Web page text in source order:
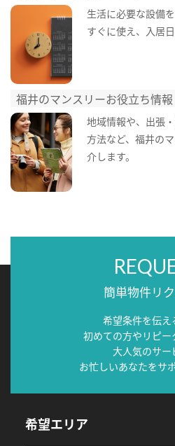
生活に必要な設備
すぐに使え、入居
福井のマンスリーお役立ち情報
地域情報や、出張
方法など、福井の
介します。
簡単物件リ
希望条件を伝え
初めての方やリピー
大人気のサー
お忙しいあなたをサ
希望エリア